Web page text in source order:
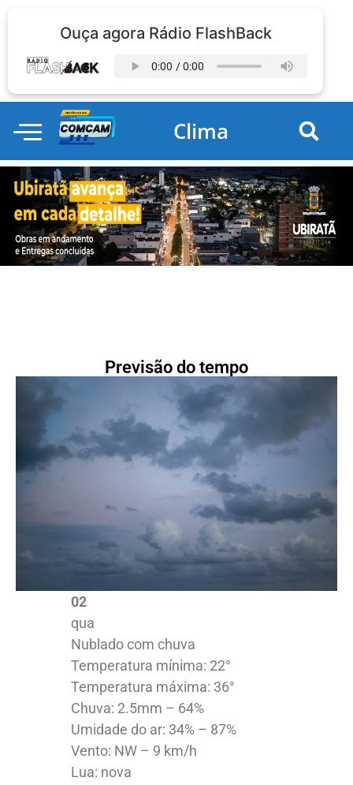
Ouça agora Rádio FlashBack
Clima
Previsão do tempo
02
qua
Nublado com chuva
Temperatura mínima: 22°
Temperatura máxima: 36°
Chuva: 2.5mm – 64%
Umidade do ar: 34% – 87%
Vento: NW – 9 km/h
Lua: nova